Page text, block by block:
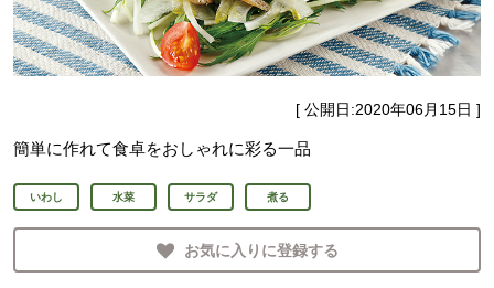
[ 公開日:2020年06月15日 ]
簡単に作れて食卓をおしゃれに彩る一品
いわし 水菜 サラダ 煮る
お気に入りに登録する